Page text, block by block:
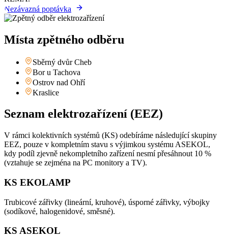
Nezávazná poptávka
Místa zpětného odběru
Sběrný dvůr Cheb
Bor u Tachova
Ostrov nad Ohří
Kraslice
Seznam elektrozařízení (EEZ)
V rámci kolektivních systémů (KS) odebíráme následující skupiny
EEZ, pouze v kompletním stavu s výjimkou systému ASEKOL,
kdy podíl zjevně nekompletního zařízení nesmí přesáhnout 10 %
(vztahuje se zejména na PC monitory a TV).
KS EKOLAMP
Trubicové zářivky (lineární, kruhové), úsporné zářivky, výbojky
(sodíkové, halogenidové, směsné).
KS ASEKOL